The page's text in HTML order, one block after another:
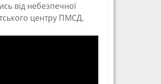
від небезпечної
центру ПМСД.